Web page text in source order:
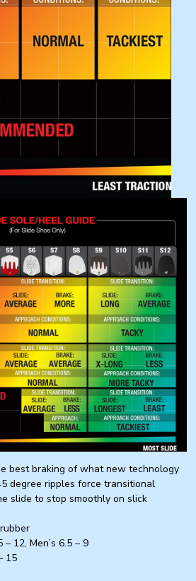
best braking of what new technology
degree ripples force transitional
slide to stop smoothly on slick
– 12, Men’s 6.5 – 9
15